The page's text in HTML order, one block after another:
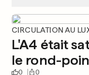
CIRCULATION AU
L'A4 était
le rond-
0 0